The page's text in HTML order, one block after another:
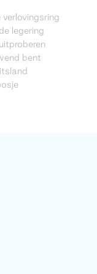
legering
bent